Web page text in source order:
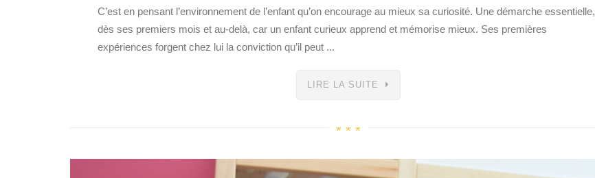
C’est en pensant l’environnement de l’enfant qu’on encourage au mieux sa curiosité. Une démarche essentielle,
dès ses premiers mois et au-delà, car un enfant curieux apprend et mémorise mieux. Ses premières
expériences forgent chez lui la conviction qu’il peut ...
LIRE LA SUITE